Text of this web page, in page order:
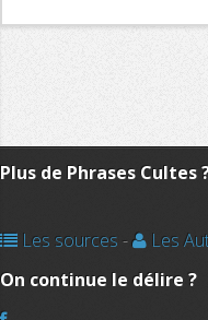
Plus de Phrases Cultes
Les sources -
Les
On continue le délire ?